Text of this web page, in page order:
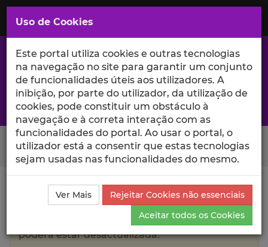
Saltar
para
Conteúdo
Principal
A excelência da investigação e ciência no Iscte
Search Button
Ciência_Iscte Autores Carla Costa Currículo
A informação contida neste perfil público
poderá estar desactualizada.
Uso de Cookies
Este portal utiliza cookies e outras tecnologias
na navegação no site para garantir um conjunto
de funcionalidades úteis aos utilizadores. A
inibição, por parte do utilizador, da utilização de
cookies, pode constituir um obstáculo à
navegação e à correta interação com as
funcionalidades do portal. Ao usar o portal, o
utilizador está a consentir que estas tecnologias
sejam usadas nas funcionalidades do mesmo.
Ver Mais
Rejeitar Cookies não essenciais
Aceitar todos os Cookies